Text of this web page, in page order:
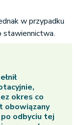
w przypadku
stawiennictwa.
okres co
obowiązany
odbyciu tej